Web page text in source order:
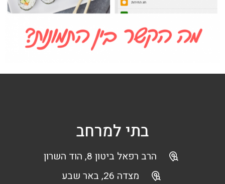
בתי למרחב
הרב רפאל ביטון 8, הוד השרון
מצדה 26, באר שבע